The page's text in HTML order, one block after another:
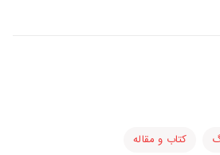
کتاب و مقاله